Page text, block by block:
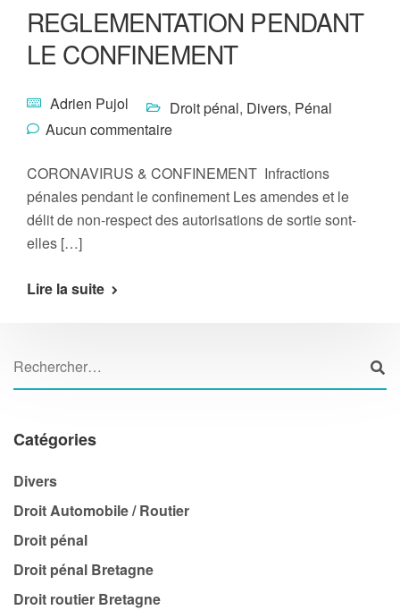
REGLEMENTATION PENDANT
LE CONFINEMENT
Adrien Pujol Droit pénal, Divers, Pénal
Aucun commentaire
CORONAVIRUS & CONFINEMENT Infractions
pénales pendant le confinement Les amendes et le
délit de non-respect des autorisations de sortie sont-
elles […]
Lire la suite
Catégories
Divers
Droit Automobile / Routier
Droit pénal
Droit pénal Bretagne
Droit routier Bretagne